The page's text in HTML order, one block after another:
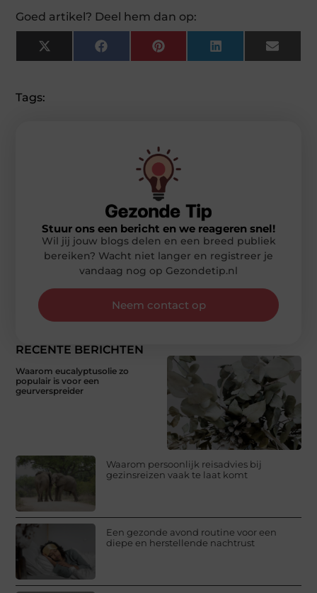
Goed artikel? Deel hem dan op:
X
(Twitter)
FacebookPinterestLinkedInEmail
Tags:
RECENTE BERICHTEN
Waarom eucalyptusolie zo
populair is voor een
geurverspreider
Waarom persoonlijk reisadvies bij
gezinsreizen vaak te laat komt
Een gezonde avond routine voor een
diepe en herstellende nachtrust
Stuur ons een bericht en we reageren snel!
Wil jij jouw blogs delen en een breed publiek
bereiken? Wacht niet langer en registreer je
vandaag nog op Gezondetip.nl
Neem contact op